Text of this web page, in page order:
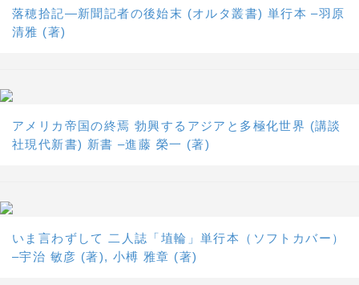
落穂拾記―新聞記者の後始末 (オルタ叢書) 単行本 –羽原
清雅 (著)
アメリカ帝国の終焉 勃興するアジアと多極化世界 (講談
社現代新書) 新書 –進藤 榮一 (著)
いま言わずして 二人誌「埴輪」単行本（ソフトカバー）
–宇治 敏彦 (著), 小榑 雅章 (著)